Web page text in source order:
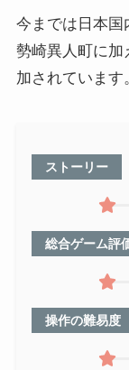
今までは日本国
勢崎異人町に加
加されています
ストーリー
総合ゲーム評
操作の難易度